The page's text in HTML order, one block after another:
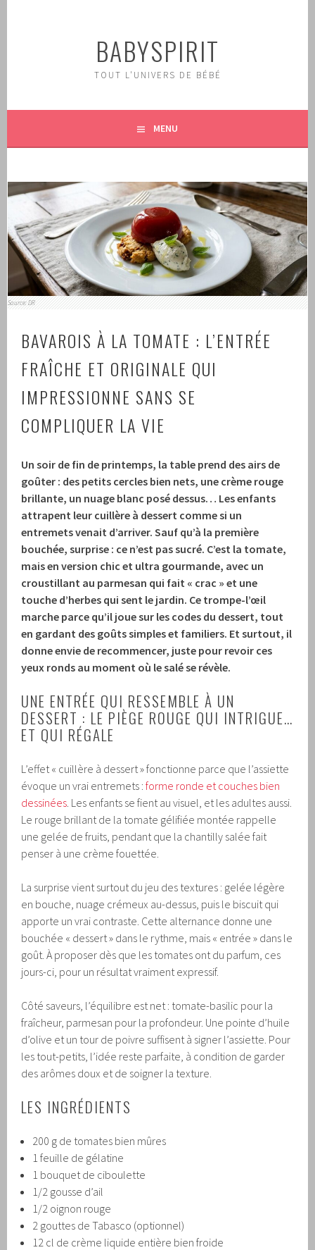
BABYSPIRIT
TOUT L'UNIVERS DE BÉBÉ
MENU
Source: DR
BAVAROIS À LA TOMATE : L’ENTRÉE
FRAÎCHE ET ORIGINALE QUI
IMPRESSIONNE SANS SE
COMPLIQUER LA VIE
Un soir de fin de printemps, la table prend des airs de
goûter : des petits cercles bien nets, une crème rouge
brillante, un nuage blanc posé dessus… Les enfants
attrapent leur cuillère à dessert comme si un
entremets venait d’arriver. Sauf qu’à la première
bouchée, surprise : ce n’est pas sucré. C’est la tomate,
mais en version chic et ultra gourmande, avec un
croustillant au parmesan qui fait « crac » et une
touche d’herbes qui sent le jardin. Ce trompe-l’œil
marche parce qu’il joue sur les codes du dessert, tout
en gardant des goûts simples et familiers. Et surtout, il
donne envie de recommencer, juste pour revoir ces
yeux ronds au moment où le salé se révèle.
UNE ENTRÉE QUI RESSEMBLE À UN
DESSERT : LE PIÈGE ROUGE QUI INTRIGUE…
ET QUI RÉGALE
L’effet « cuillère à dessert » fonctionne parce que l’assiette
évoque un vrai entremets :forme ronde et couches bien
dessinées . Les enfants se fient au visuel, et les adultes aussi.
Le rouge brillant de la tomate gélifiée montée rappelle
une gelée de fruits, pendant que la chantilly salée fait
penser à une crème fouettée.
La surprise vient surtout du jeu des textures : gelée légère
en bouche, nuage crémeux au-dessus, puis le biscuit qui
apporte un vrai contraste. Cette alternance donne une
bouchée « dessert » dans le rythme, mais « entrée » dans le
goût. À proposer dès que les tomates ont du parfum, ces
jours-ci, pour un résultat vraiment expressif.
Côté saveurs, l’équilibre est net : tomate-basilic pour la
fraîcheur, parmesan pour la profondeur. Une pointe d’huile
d’olive et un tour de poivre suffisent à signer l’assiette. Pour
les tout-petits, l’idée reste parfaite, à condition de garder
des arômes doux et de soigner la texture.
LES INGRÉDIENTS
200 g de tomates bien mûres
1 feuille de gélatine
1 bouquet de ciboulette
1/2 gousse d’ail
1/2 oignon rouge
2 gouttes de Tabasco (optionnel)
12 cl de crème liquide entière bien froide